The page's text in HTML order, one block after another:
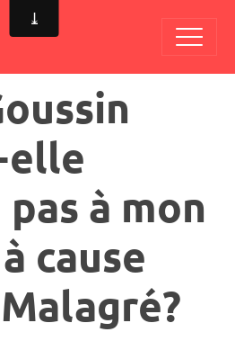
à mon
cause